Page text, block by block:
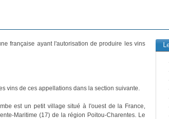
française ayant l'autorisation de produire les vins
vins de ces appellations dans la section suivante.
est un petit village situé à l'ouest de la France,
Maritime (17) de la région Poitou-Charentes. Le